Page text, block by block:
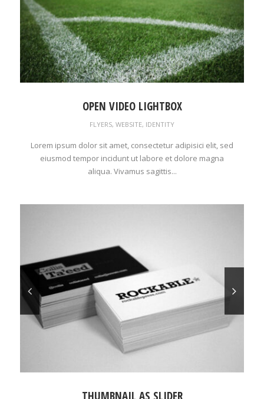
OPEN VIDEO LIGHTBOX
FLYERS, WEBSITE, IDENTITY
Lorem ipsum dolor sit amet, consectetur adipisici elit, sed
eiusmod tempor incidunt ut labore et dolore magna
aliqua. Vivamus sagittis...